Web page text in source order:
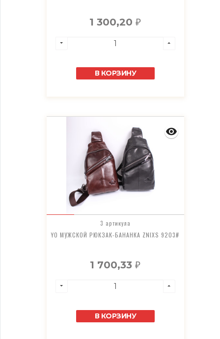
1 300,20₽
В КОРЗИНУ
3 артикула
YO МУЖСКОЙ РЮКЗАК-БАНАНКА ZNIXS 9203#
1 700,33₽
В КОРЗИНУ